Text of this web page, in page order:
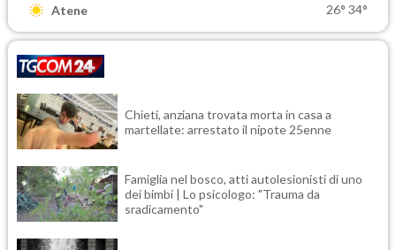
Atene 26° 34°
Chieti, anziana trovata morta in casa a
martellate: arrestato il nipote 25enne
Famiglia nel bosco, atti autolesionisti di uno
dei bimbi | Lo psicologo: "Trauma da
sradicamento"